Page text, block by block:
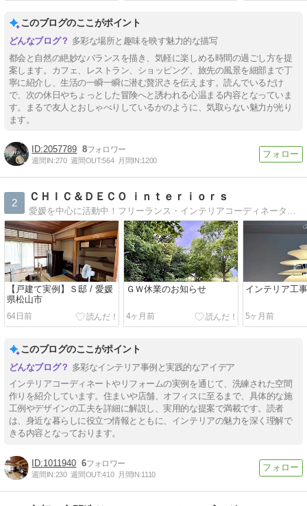
このブログのここがポイント
多彩な場所と趣味を映す魅力的な描写
都会と自然の絶妙なバランスを描き、気軽に楽しめる時間の過ごし方を提
案します。カフェ、レストラン、ショッピング、旅先の風景を細部まで丁
寧に紹介し、生活の一瞬一瞬に潜む贅沢さを伝えます。読んでいるだけ
で、次の休日やちょっとした冒険へと誘われる心温まる内容となっていま
す。まるで友人とおしゃべりしているかのように、気取らない魅力が光り
ます。
2057789 8
週間IN:270 週間OUT:564 月間IN:1200
2
ＣＨＩＣ＆ＤＥＣＯ ｉｎｔｅｒｉｏｒｓ
愛媛を中心に活動中！フリーランス・インテリアコーディネーター石山尚美の日常ブログです
【戸建て実例】Ｓ邸 / 愛媛
県松山市
64日前
ＧＷ休業のお知らせ
4ヶ月前
インテリア工
5ヶ月前
このブログのここがポイント
多彩なインテリア事例と実践的なアイデア
インテリアコーディネートやリフォームの実例を通じて、洗練された空間
作りを紹介しています。住まいや店舗、オフィスに至るまで、具体的な施
工例やデザインの工夫を詳細に解説し、実用的な提案で満載です。読者
は、身近な暮らしに役立つ情報とともに、インテリアの魅力を深く理解で
きる内容となっております。
1011940 6
週間IN:230 週間OUT:410 月間IN:1110